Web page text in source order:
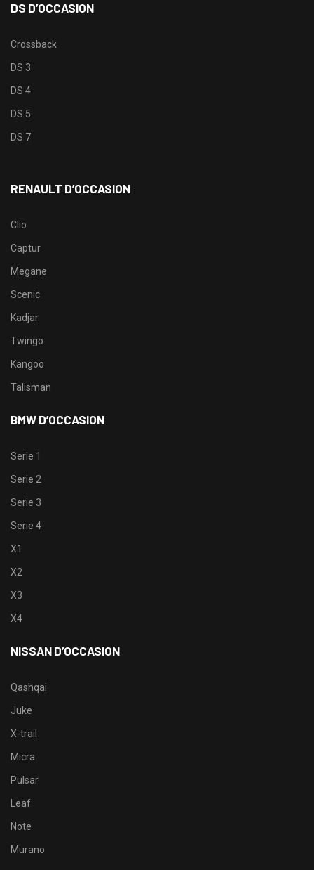
DS D’OCCASION
Crossback
DS 3
DS 4
DS 5
DS 7
RENAULT D’OCCASION
Clio
Captur
Megane
Scenic
Kadjar
Twingo
Kangoo
Talisman
BMW D’OCCASION
Serie 1
Serie 2
Serie 3
Serie 4
X1
X2
X3
X4
NISSAN D’OCCASION
Qashqai
Juke
X-trail
Micra
Pulsar
Leaf
Note
Murano